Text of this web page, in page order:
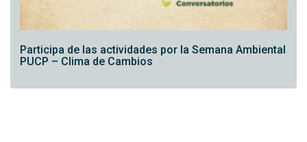
Participa de las actividades por la Semana Ambiental
PUCP – Clima de Cambios